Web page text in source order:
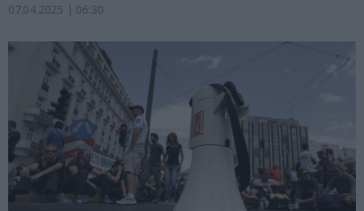
07.04.2025 | 06:30